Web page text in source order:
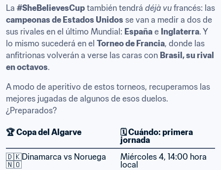
La #SheBelievesCup también tendrá déjà vu
campeonas de Estados Unidos se van a medir a dos de
sus rivales en el último Mundial: España e Inglaterra. Y
lo mismo sucederá en el Torneo de Francia, donde las
anfitrionas volverán a verse las caras con Brasil, su rival
en octavos.
A modo de aperitivo de estos torneos, recuperamos las
mejores jugadas de algunos de esos duelos.
¿Preparados?
🏆 Copa del Algarve
🗓️ Cuándo: primera
jornada
🇩🇰Dinamarca vs Noruega
🇳🇴
Miércoles 4, 14:00 hora
local